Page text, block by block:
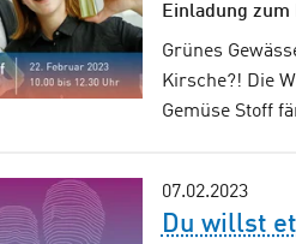
Einladung
Grünes
Kirsche?! Die
Gemüse Stoff
07.02.2023
Du willst